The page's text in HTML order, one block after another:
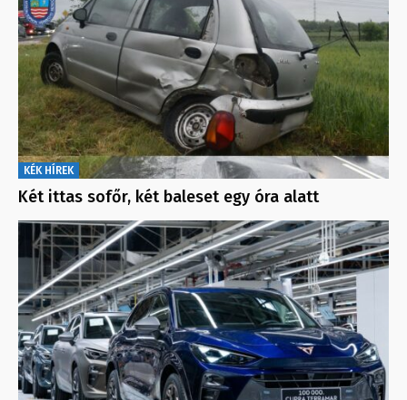
KÉK HÍREK
Két ittas sofőr, két baleset egy óra alatt